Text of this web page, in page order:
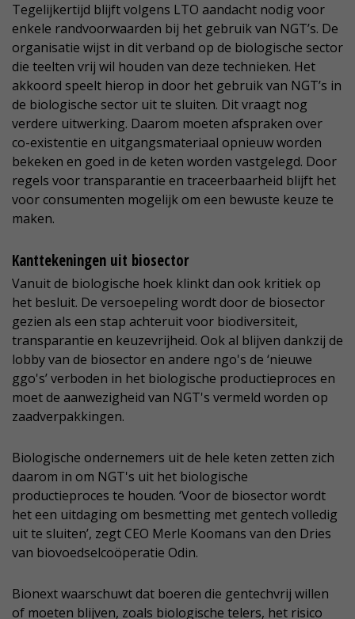
Tegelijkertijd blijft volgens LTO aandacht nodig voor
enkele randvoorwaarden bij het gebruik van NGT’s. De
organisatie wijst in dit verband op de biologische sector
die teelten vrij wil houden van deze technieken. Het
akkoord speelt hierop in door het gebruik van NGT’s in
de biologische sector uit te sluiten. Dit vraagt nog
verdere uitwerking. Daarom moeten afspraken over
co-existentie en uitgangsmateriaal opnieuw worden
bekeken en goed in de keten worden vastgelegd. Door
regels voor transparantie en traceerbaarheid blijft het
voor consumenten mogelijk om een bewuste keuze te
maken.
Kanttekeningen uit biosector
Vanuit de biologische hoek klinkt dan ook kritiek op
het besluit. De versoepeling wordt door de biosector
gezien als een stap achteruit voor biodiversiteit,
transparantie en keuzevrijheid. Ook al blijven dankzij de
lobby van de biosector en andere ngo's de ‘nieuwe
ggo's’ verboden in het biologische productieproces en
moet de aanwezigheid van NGT's vermeld worden op
zaadverpakkingen.
Biologische ondernemers uit de hele keten zetten zich
daarom in om NGT's uit het biologische
productieproces te houden. ‘Voor de biosector wordt
het een uitdaging om besmetting met gentech volledig
uit te sluiten’, zegt CEO Merle Koomans van den Dries
van biovoedselcoöperatie Odin.
Bionext waarschuwt dat boeren die gentechvrij willen
of moeten blijven, zoals biologische telers, het risico